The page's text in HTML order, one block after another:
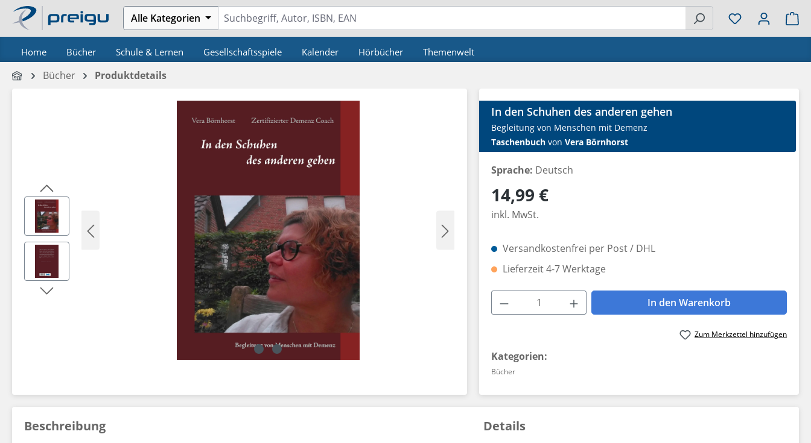
Hauptinhalt springen
Zur Suche springen
Zur Hauptnavigation springenAlle Kategorien
Home Bücher Schule & Lernen Gesellschaftsspiele Kalender Hörbücher Themenwelt
Bücher Produktdetails
In den Schuhen des anderen gehen
Begleitung von Menschen mit Demenz
Taschenbuch von Vera Börnhorst
Sprache: Deutsch
Regulärer Preis:
14,99 €
inkl. MwSt.
Versandkostenfrei per Post / DHL
Lieferzeit 4-7 Werktage
Produkt Anzahl: Gib den gewünschten Wert
In den Warenkorb
Zum Merkzettel hinzufügen
Kategorien:
Bücher
Beschreibung Details